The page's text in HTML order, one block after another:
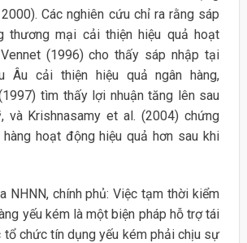
Các nghiên cứu chỉ ra rằng sáp
thương mại cải thiện hiệu quả hoạt
(1996) cho thấy sáp nhập tại
Âu cải thiện hiệu quả ngân hàng,
tìm thấy lợi nhuận tăng lên sau
và Krishnasamy et al. (2004) chứng
hàng hoạt động hiệu quả hơn sau khi
NHNN, chính phủ: Việc tạm thời kiểm
yếu kém là một biện pháp hỗ trợ tái
tổ chức tín dụng yếu kém phải chịu sự